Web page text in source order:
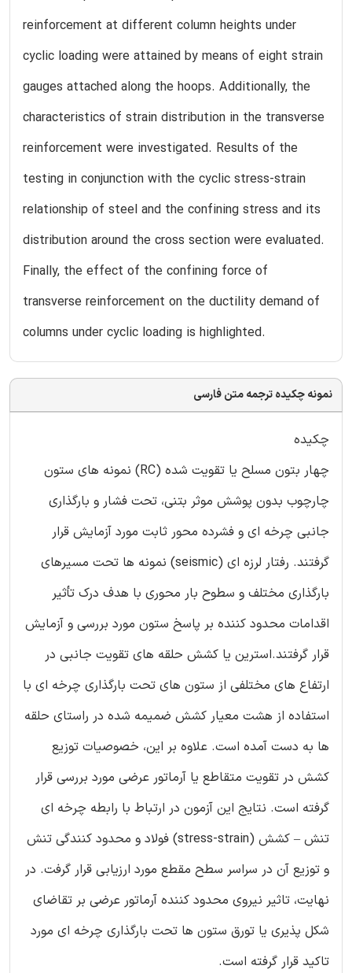
reinforcement at different column heights under
cyclic loading were attained by means of eight strain
gauges attached along the hoops. Additionally, the
characteristics of strain distribution in the transverse
reinforcement were investigated. Results of the
testing in conjunction with the cyclic stress-strain
relationship of steel and the confining stress and its
distribution around the cross section were evaluated.
Finally, the effect of the confining force of
transverse reinforcement on the ductility demand of
columns under cyclic loading is highlighted.
نمونه چکیده ترجمه متن فارسی
چکیده
چهار بتون مسلح یا تقویت شده (RC) نمونه های ستون
چارچوب بدون پوشش موثر بتنی، تحت فشار و بارگذاری
جانبی چرخه ای و فشرده محور ثابت مورد آزمایش قرار
گرفتند. رفتار لرزه ای (seismic) نمونه ها تحت مسیرهای
بارگذاری مختلف و سطوح بار محوری با هدف درک تأثیر
اقدامات محدود کننده بر پاسخ ستون مورد بررسی و آزمایش
قرار گرفتند.استرین یا کشش حلقه های تقویت جانبی در
ارتفاع های مختلفی از ستون های تحت بارگذاری چرخه ای با
استفاده از هشت معیار کشش ضمیمه شده در راستای حلقه
ها به دست آمده است. علاوه بر این، خصوصیات توزیع
کشش در تقویت متقاطع یا آرماتور عرضی مورد بررسی قرار
گرفته است. نتایج این آزمون در ارتباط با رابطه چرخه ای
تنش – کشش (stress-strain) فولاد و محدود کنندگی تنش
و توزیع آن در سراسر سطح مقطع مورد ارزیابی قرار گرفت. در
نهایت، تاثیر نیروی محدود کننده آرماتور عرضی بر تقاضای
شکل پذیری یا تورق ستون ها تحت بارگذاری چرخه ای مورد
تاکید قرار گرفته است.